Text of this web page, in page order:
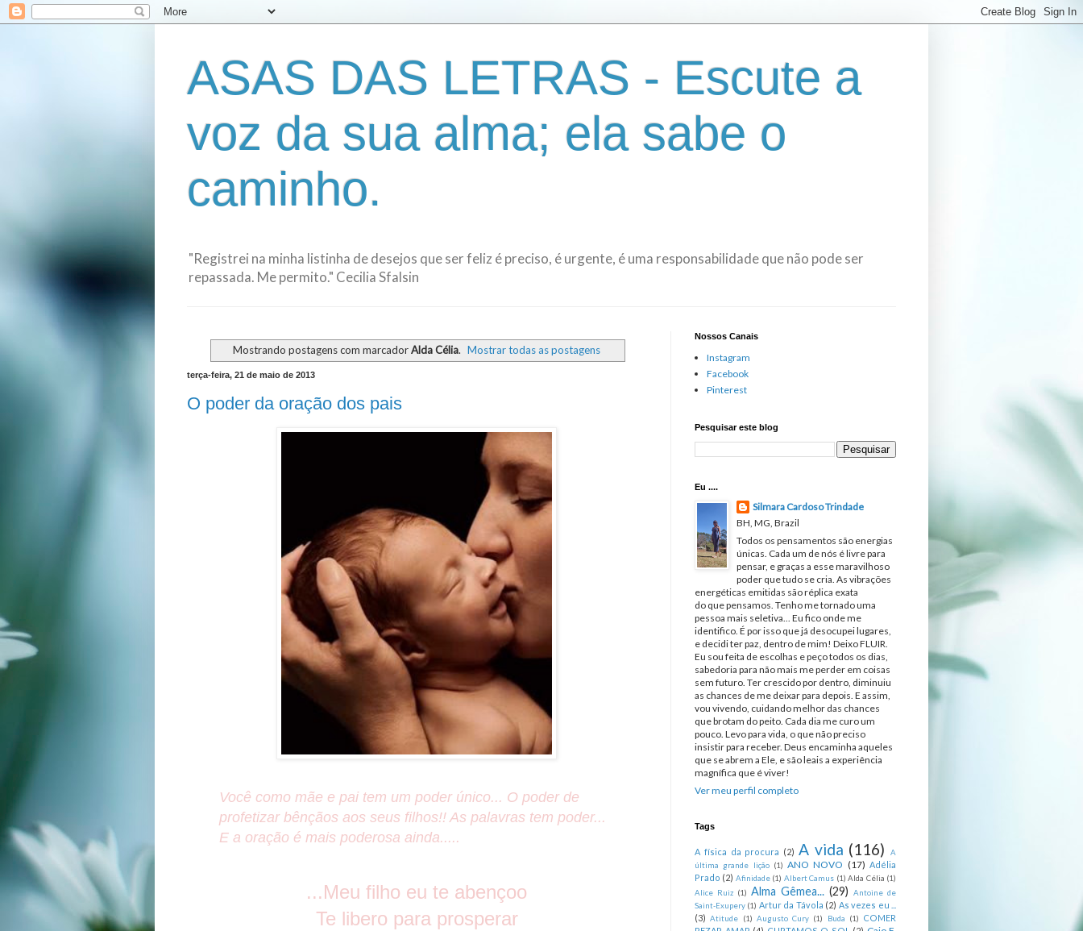
ASAS DAS LETRAS - Escute a
voz da sua alma; ela sabe o
caminho.
"Registrei na minha listinha de desejos que ser feliz é preciso, é urgente, é uma responsabilidade que não pode ser
repassada. Me permito." Cecilia Sfalsin
Mostrando postagens com marcadorAlda Célia. Mostrar todas as postagens
terça-feira, 21 de maio de 2013
O poder da oração dos pais
Você como mãe e pai tem um poder único... O poder de
profetizar bênçãos aos seus filhos!! As palavras tem poder...
E a oração é mais poderosa ainda.....
...Meu filho eu te abençoo
Te libero para prosperar
Nossos Canais
Instagram
Facebook
Pinterest
Pesquisar este blog
Eu ....
Silmara Cardoso Trindade
BH, MG, Brazil
Todos os pensamentos são energias
únicas. Cada um de nós é livre para
pensar, e graças a esse maravilhoso
poder que tudo se cria. As vibrações
energéticas emitidas são réplica exata
do que pensamos. Tenho me tornado uma
pessoa mais seletiva... Eu fico onde me
identifico. É por isso que já desocupei lugares,
e decidi ter paz, dentro de mim! Deixo FLUIR.
Eu sou feita de escolhas e peço todos os dias,
sabedoria para não mais me perder em coisas
sem futuro. Ter crescido por dentro, diminuiu
as chances de me deixar para depois. E assim,
vou vivendo, cuidando melhor das chances
que brotam do peito. Cada dia me curo um
pouco. Levo para vida, o que não preciso
insistir para receber. Deus encaminha aqueles
que se abrem a Ele, e são leais a experiência
magnífica que é viver!
Ver meu perfil completo
Tags
A física da procura (2) A vida (116)
A
última grande lição (1) ANO NOVO (17) Adélia
Prado (2) Afinidade (1) Albert Camus (1) Alda Célia (1)
Alice Ruiz (1) Alma Gêmea... (29)
Antoine de
Saint-Exupery (1) Artur da Távola (2) As vezes eu ...
(3) Atitude (1) Augusto Cury (1) Buda (1)
COMER